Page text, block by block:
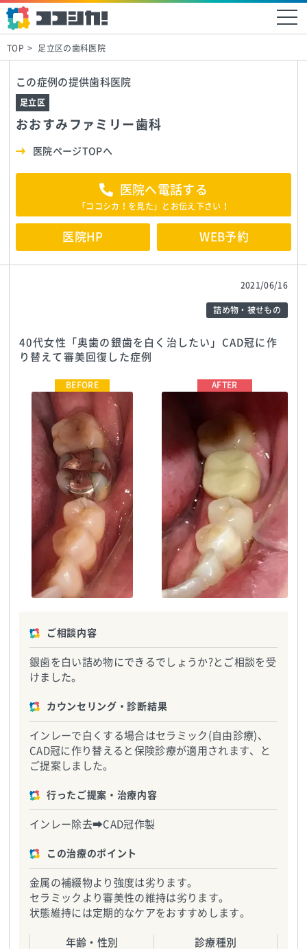
TOP 足立区の歯科医院
この症例の提供歯科医院
おおすみファミリー歯科
足立区
医院ページTOPへ
医院へ電話する
「ココシカ！を見た」とお伝え下さい！
医院HP WEB予約
詰め物・被せもの
2021/06/16
40代女性「奥歯の銀歯を白く治したい」CAD冠に作
り替えて審美回復した症例
おおすみファミリー歯科
TEL:0338836088 おおすみファミリー歯科
TEL:0338836088
ご相談内容
銀歯を白い詰め物にできるでしょうか?とご相談を受
けました。
カウンセリング・診断結果
インレーで白くする場合はセラミック(自由診療)、
CAD冠に作り替えると保険診療が適用されます、と
ご提案しました。
行ったご提案・治療内容
インレー除去➡CAD冠作製
この治療のポイント
金属の補綴物より強度は劣ります。
セラミックより審美性の維持は劣ります。
状態維持には定期的なケアをおすすめします。
年齢・性別
診療種別